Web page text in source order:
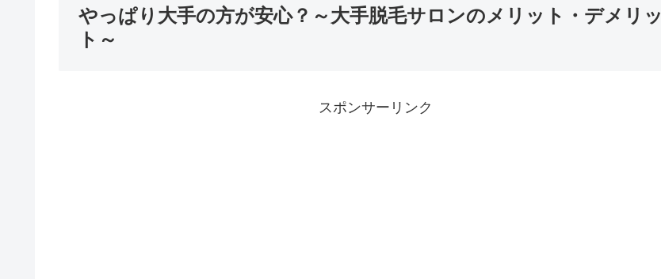
やっぱり大手の方が安心？～大手脱毛サロンのメリット・デメリッ
ト～
スポンサーリンク